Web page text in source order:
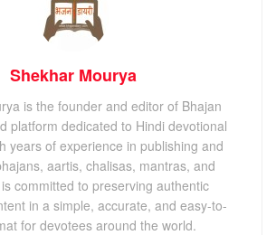
Shekhar Mourya
is the founder and editor of Bhajan
platform dedicated to Hindi devotional
years of experience in publishing and
aartis, chalisas, mantras, and
committed to preserving authentic
in a simple, accurate, and easy-to-
for devotees around the world.